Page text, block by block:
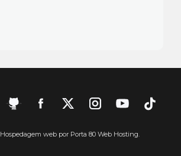
Hospedagem web por Porta 80 Web Hosting.